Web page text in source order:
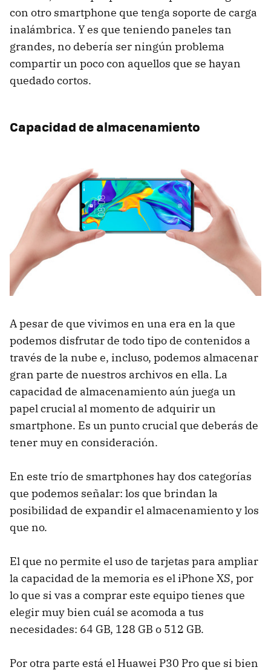
con otro smartphone que tenga soporte de carga
inalámbrica. Y es que teniendo paneles tan
grandes, no debería ser ningún problema
compartir un poco con aquellos que se hayan
quedado cortos.
Capacidad de almacenamiento
A pesar de que vivimos en una era en la que
podemos disfrutar de todo tipo de contenidos a
través de la nube e, incluso, podemos almacenar
gran parte de nuestros archivos en ella. La
capacidad de almacenamiento aún juega un
papel crucial al momento de adquirir un
smartphone. Es un punto crucial que deberás de
tener muy en consideración.
En este trío de smartphones hay dos categorías
que podemos señalar: los que brindan la
posibilidad de expandir el almacenamiento y los
que no.
El que no permite el uso de tarjetas para ampliar
la capacidad de la memoria es el iPhone XS, por
lo que si vas a comprar este equipo tienes que
elegir muy bien cuál se acomoda a tus
necesidades: 64 GB, 128 GB o 512 GB.
Por otra parte está el Huawei P30 Pro que si bien